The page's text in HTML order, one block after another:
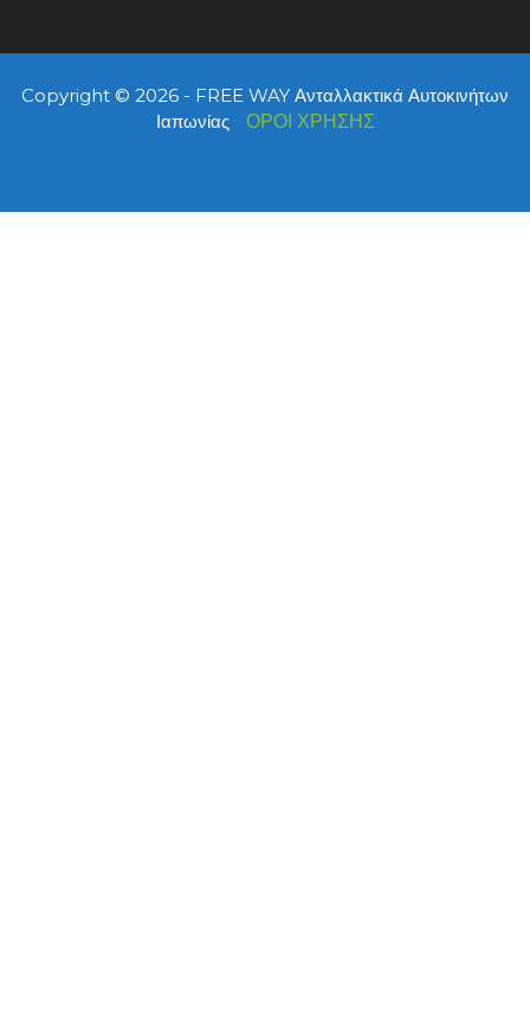
Copyright © 2026 - FREE WAY Ανταλλακτικά Αυτοκινήτων
Ιαπωνίας
ΟΡΟΙ ΧΡΗΣΗΣ